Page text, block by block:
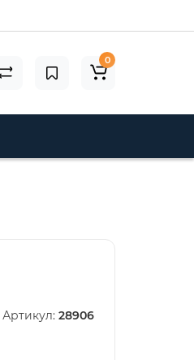
0
Артикул: 28906